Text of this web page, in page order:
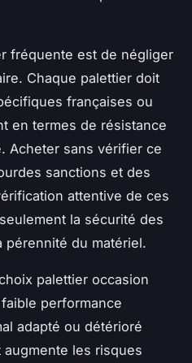
fréquente est de négliger
Chaque palettier doit
françaises ou
en termes de résistance
Acheter sans vérifier ce
sanctions et des
attentive de ces
la sécurité des
pérennité du matériel.
palettier occasion
performance
adapté ou détérioré
les risques